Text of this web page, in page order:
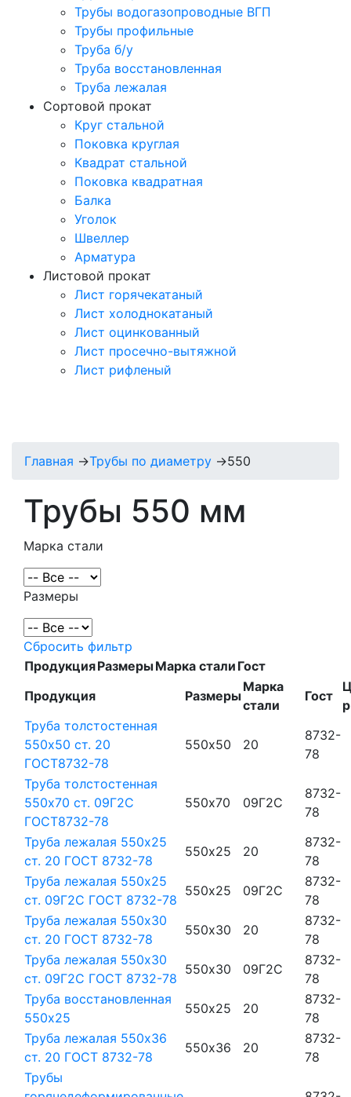
Трубы водогазопроводные ВГП
Трубы профильные
Труба б/у
Труба восстановленная
Труба лежалая
Сортовой прокат
Круг стальной
Поковка круглая
Квадрат стальной
Поковка квадратная
Балка
Уголок
Швеллер
Арматура
Листовой прокат
Лист горячекатаный
Лист холоднокатаный
Лист оцинкованный
Лист просечно-вытяжной
Лист рифленый
Главная →Трубы по диаметру →550
Трубы 550 мм
Марка стали
Размеры
Сбросить фильтр
ПродукцияРазмерыМарка стали Гост
Продукция
Размеры
Марка
стали
Гост
Труба толстостенная
550х50 ст. 20
ГОСТ8732-78
550х50 20
8732-
78
Труба толстостенная
550х70 ст. 09Г2С
ГОСТ8732-78
550х70 09Г2С
8732-
78
Труба лежалая 550х25
ст. 20 ГОСТ 8732-78
550х25 20
8732-
78
Труба лежалая 550х25
ст. 09Г2С ГОСТ 8732-78
550х25 09Г2С
8732-
78
Труба лежалая 550х30
ст. 20 ГОСТ 8732-78
550х30 20
8732-
78
Труба лежалая 550х30
ст. 09Г2С ГОСТ 8732-78
550х30 09Г2С
8732-
78
Труба восстановленная
550х25
550х25 20
8732-
78
Труба лежалая 550х36
ст. 20 ГОСТ 8732-78
550х36 20
8732-
78
Трубы